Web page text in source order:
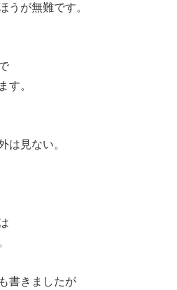
うが無難です。
す。
は見ない。
書きましたが